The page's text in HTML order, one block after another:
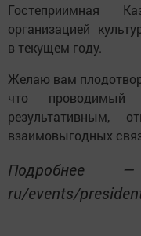
Гостеприимная
организацией
в текущем году.
Желаю вам
что
результативным,
взаимовыгодных
Подробнее
ru/events/